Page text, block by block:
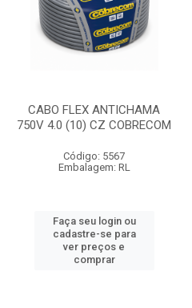
CABO FLEX ANTICHAMA
750V 4.0 (10) CZ COBRECOM
Código: 5567
Embalagem: RL
Faça seu login ou
cadastre-se para
ver preços e
comprar